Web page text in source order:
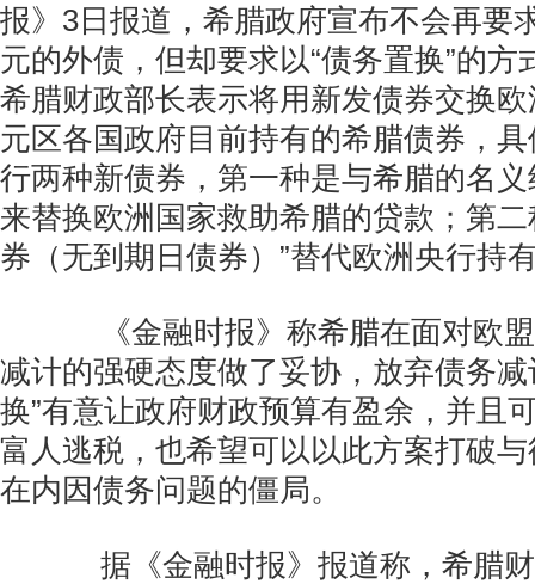
报》3日报道，希腊政府宣布不会再要
元的外债，但却要求以“债务置换”的方
希腊财政部长表示将用新发债券交换
元区各国政府目前持有的希腊债券，
行两种新债券，第一种是与希腊的名
来替换欧洲国家救助希腊的贷款；第
券（无到期日债券）”替代欧洲央行持
《金融时报》称希腊在面对欧盟
减计的强硬态度做了妥协，放弃债务
换”有意让政府财政预算有盈余，并且
富人逃税，也希望可以以此方案打破
在内因债务问题的僵局。
据《金融时报》报道称，希腊财